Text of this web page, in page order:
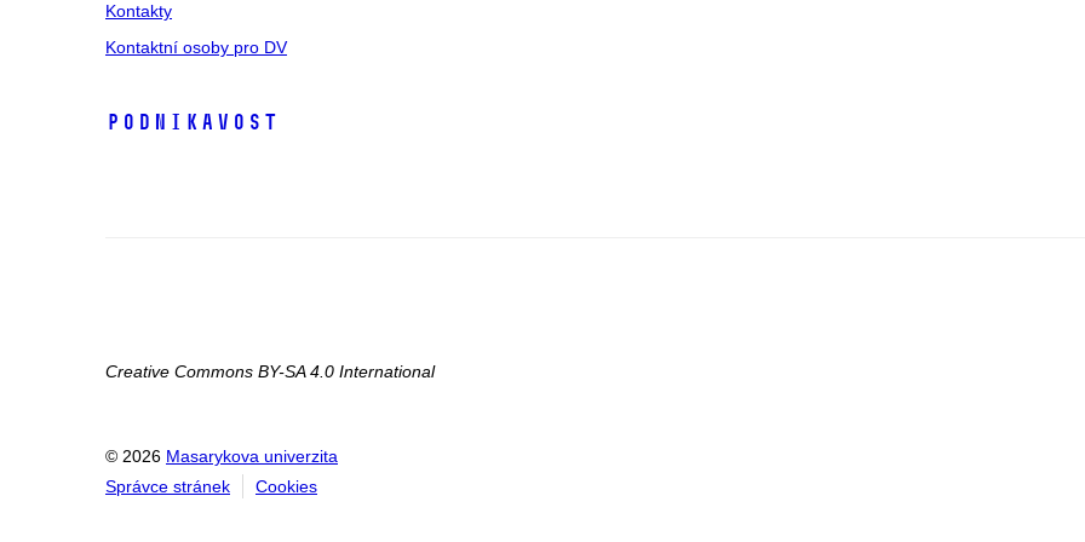
Kontakty
Kontaktní osoby pro DV
Podnikavost
Creative Commons BY-SA 4.0 International
© 2026 Masarykova univerzita
Správce stránek
Cookies